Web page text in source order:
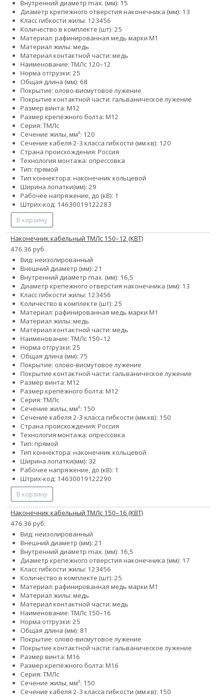
Внутренний диаметр max. (мм): 15
Диаметр крепежного отверстия наконечника (мм): 13
Класс гибкости жилы: 123456
Количество в комплекте (шт): 25
Материал: рафинированная медь марки М1
Материал жилы: медь
Материал контактной части: медь
Наименование: ТМЛс 120–12
Норма отгрузки: 25
Общая длина (мм): 68
Покрытие: олово-висмутовое лужение
Покрытие контактной части: гальваническое лужение
Размер винта: М12
Размер крепёжного болта: М12
Серия: ТМЛс
Сечение жилы, мм²: 120
Сечение кабеля 2-3 класса гибкости (мм.кв): 120
Страна происхождения: Россия
Технология монтажа: опрессовка
Тип: прямой
Тип коннектора: наконечник кольцевой
Ширина лопатки(мм): 29
Рабочее напряжение, до (кВ): 1
Штрих-код: 14630019122283
В корзину
Наконечник кабельный ТМЛс 150–12 (КВТ)
476.36 руб.
Вид: неизолированный
Внешний диаметр (мм): 21
Внутренний диаметр max. (мм): 16,5
Диаметр крепежного отверстия наконечника (мм): 13
Класс гибкости жилы: 123456
Количество в комплекте (шт): 25
Материал: рафинированная медь марки М1
Материал жилы: медь
Материал контактной части: медь
Наименование: ТМЛс 150–12
Норма отгрузки: 25
Общая длина (мм): 75
Покрытие: олово-висмутовое лужение
Покрытие контактной части: гальваническое лужение
Размер винта: М12
Размер крепёжного болта: М12
Серия: ТМЛс
Сечение жилы, мм²: 150
Сечение кабеля 2-3 класса гибкости (мм.кв): 150
Страна происхождения: Россия
Технология монтажа: опрессовка
Тип: прямой
Тип коннектора: наконечник кольцевой
Ширина лопатки(мм): 32
Рабочее напряжение, до (кВ): 1
Штрих-код: 14630019122290
В корзину
Наконечник кабельный ТМЛс 150–16 (КВТ)
476.36 руб.
Вид: неизолированный
Внешний диаметр (мм): 21
Внутренний диаметр max. (мм): 16,5
Диаметр крепежного отверстия наконечника (мм): 17
Класс гибкости жилы: 123456
Количество в комплекте (шт): 25
Материал: рафинированная медь марки М1
Материал жилы: медь
Материал контактной части: медь
Наименование: ТМЛс 150–16
Норма отгрузки: 25
Общая длина (мм): 81
Покрытие: олово-висмутовое лужение
Покрытие контактной части: гальваническое лужение
Размер винта: М16
Размер крепёжного болта: М16
Серия: ТМЛс
Сечение жилы, мм²: 150
Сечение кабеля 2-3 класса гибкости (мм.кв): 150